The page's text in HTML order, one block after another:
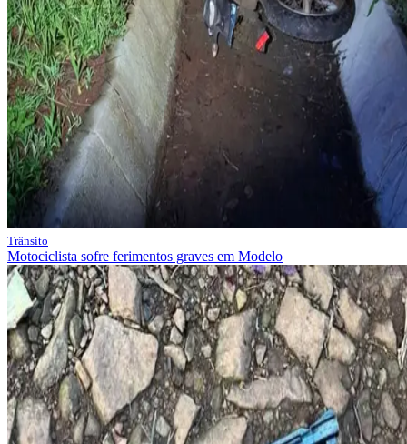
Trânsito
Motociclista sofre ferimentos graves em Modelo